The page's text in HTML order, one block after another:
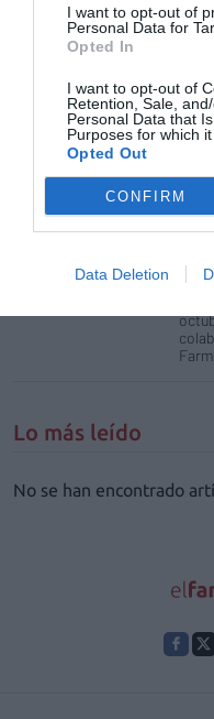
I want to opt-out of
Personal Data for
Opted In
I want to opt-out of
Retention, Sale,
Personal Data that
Purposes for which it
Opted Out
CONFIRM
Data Deletion
02/
la
Lo más leído
No se han encontrado